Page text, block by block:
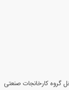
گروه کارخانجات صنعتی